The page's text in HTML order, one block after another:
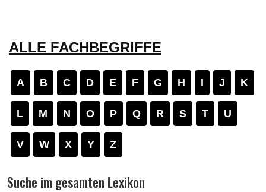
ALLE FACHBEGRIFFE
A B C D E F G H I J K
L M N O P Q R S T U
V W X Y Z
Suche im gesamten Lexikon